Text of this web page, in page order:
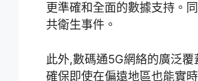
更準確和全面的數據支持。
共衛生事件。
此外,數碼通5G網絡的廣泛
確保即使在偏遠地區也能實